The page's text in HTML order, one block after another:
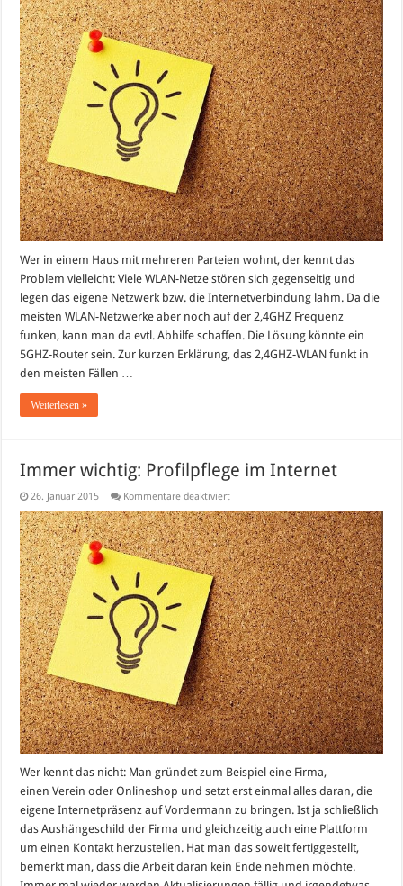
aufbauen:
Die
besten
5GHZ
Router
Wer in einem Haus mit mehreren Parteien wohnt, der kennt das
Problem vielleicht: Viele WLAN-Netze stören sich gegenseitig und
legen das eigene Netzwerk bzw. die Internetverbindung lahm. Da die
meisten WLAN-Netzwerke aber noch auf der 2,4GHZ Frequenz
funken, kann man da evtl. Abhilfe schaffen. Die Lösung könnte ein
5GHZ-Router sein. Zur kurzen Erklärung, das 2,4GHZ-WLAN funkt in
den meisten Fällen …
Weiterlesen »
Immer wichtig: Profilpflege im Internet
26. Januar 2015 Kommentare deaktiviertfür
wichtig:
Profilpflege
im
Internet
Wer kennt das nicht: Man gründet zum Beispiel eine Firma,
einen Verein oder Onlineshop und setzt erst einmal alles daran, die
eigene Internetpräsenz auf Vordermann zu bringen. Ist ja schließlich
das Aushängeschild der Firma und gleichzeitig auch eine Plattform
um einen Kontakt herzustellen. Hat man das soweit fertiggestellt,
bemerkt man, dass die Arbeit daran kein Ende nehmen möchte.